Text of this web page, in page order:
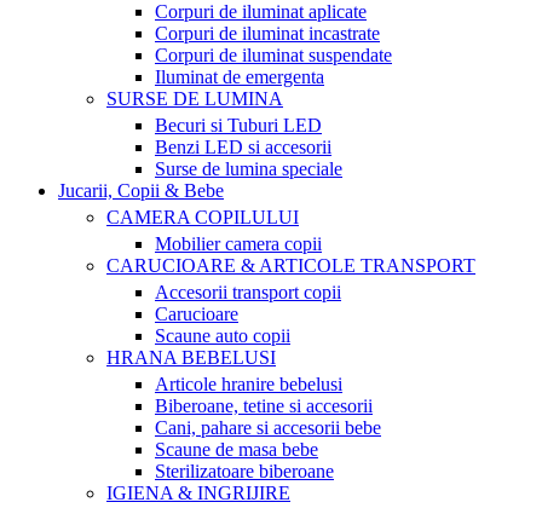
Corpuri de iluminat aplicate
Corpuri de iluminat incastrate
Corpuri de iluminat suspendate
Iluminat de emergenta
SURSE DE LUMINA
Becuri si Tuburi LED
Benzi LED si accesorii
Surse de lumina speciale
Jucarii, Copii & Bebe
CAMERA COPILULUI
Mobilier camera copii
CARUCIOARE & ARTICOLE TRANSPORT
Accesorii transport copii
Carucioare
Scaune auto copii
HRANA BEBELUSI
Articole hranire bebelusi
Biberoane, tetine si accesorii
Cani, pahare si accesorii bebe
Scaune de masa bebe
Sterilizatoare biberoane
IGIENA & INGRIJIRE